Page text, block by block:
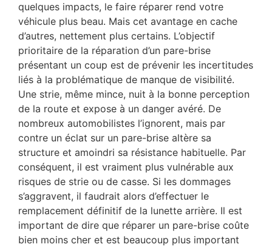
quelques impacts, le faire réparer rend votre
véhicule plus beau. Mais cet avantage en cache
d’autres, nettement plus certains. L’objectif
prioritaire de la réparation d’un pare-brise
présentant un coup est de prévenir les incertitudes
liés à la problématique de manque de visibilité.
Une strie, même mince, nuit à la bonne perception
de la route et expose à un danger avéré. De
nombreux automobilistes l’ignorent, mais par
contre un éclat sur un pare-brise altère sa
structure et amoindri sa résistance habituelle. Par
conséquent, il est vraiment plus vulnérable aux
risques de strie ou de casse. Si les dommages
s’aggravent, il faudrait alors d’effectuer le
remplacement définitif de la lunette arrière. Il est
important de dire que réparer un pare-brise coûte
bien moins cher et est beaucoup plus important